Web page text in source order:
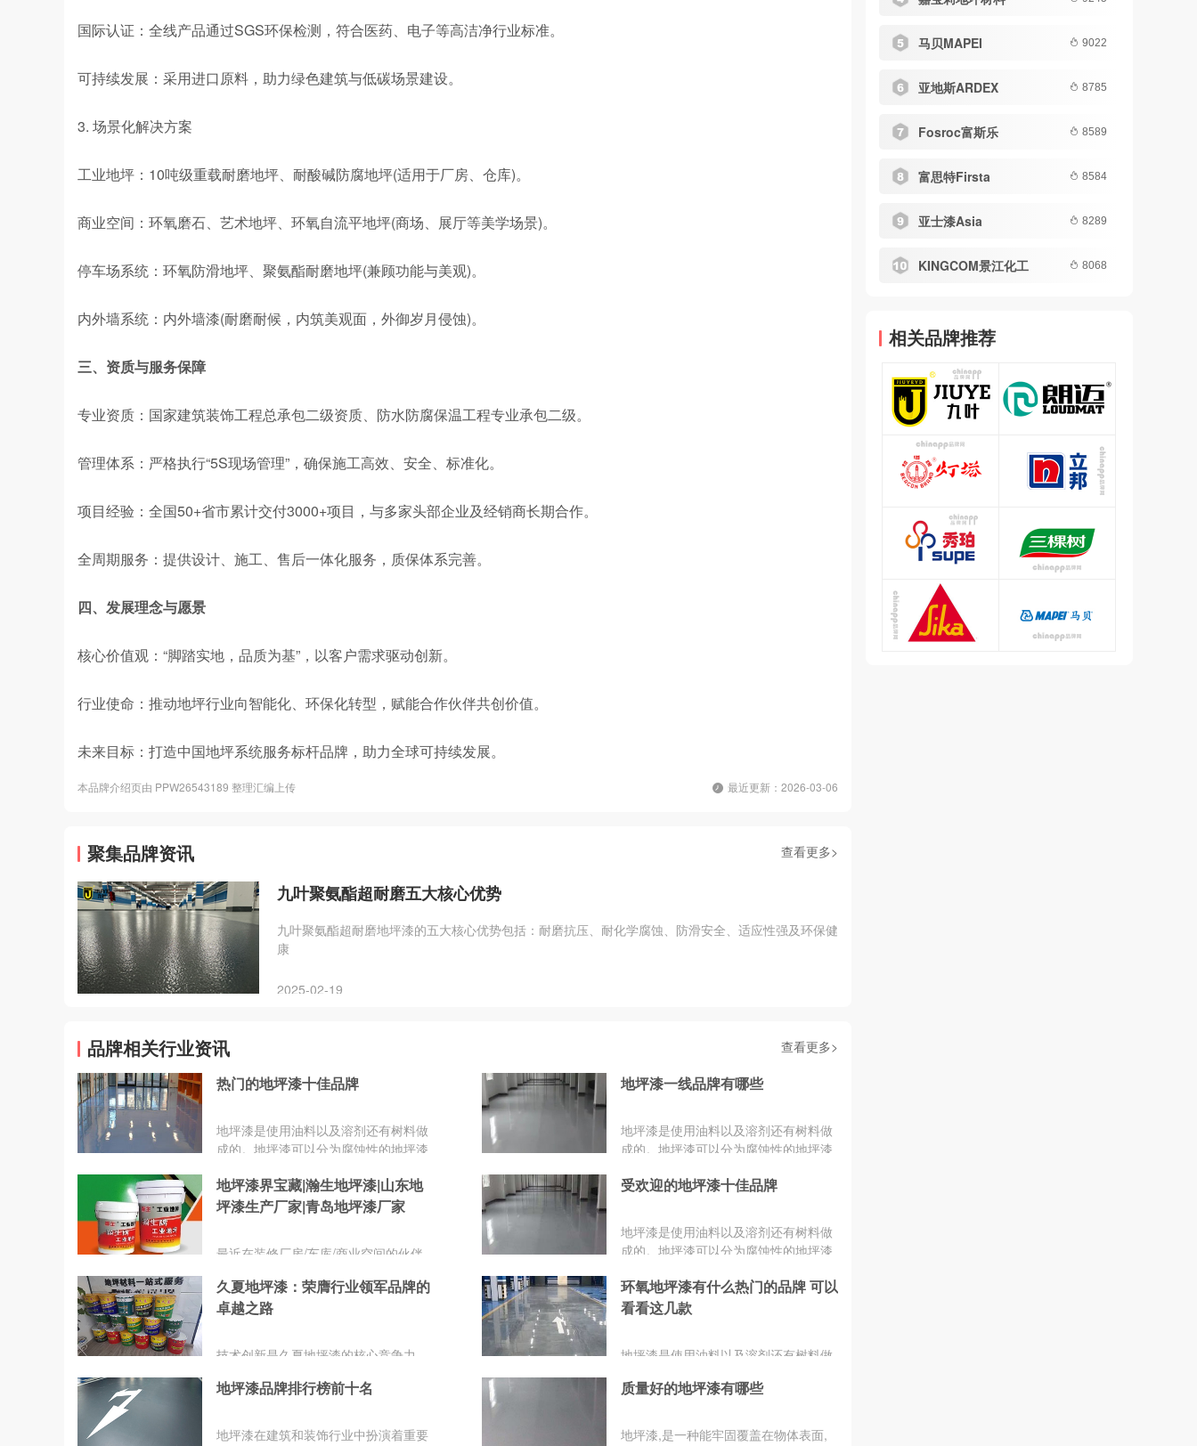
国际认证：全线产品通过SGS环保检测，符合医药、电子等高洁净行业标准。
可持续发展：采用进口原料，助力绿色建筑与低碳场景建设。
3. 场景化解决方案
工业地坪：10吨级重载耐磨地坪、耐酸碱防腐地坪(适用于厂房、仓库)。
商业空间：环氧磨石、艺术地坪、环氧自流平地坪(商场、展厅等美学场景)。
停车场系统：环氧防滑地坪、聚氨酯耐磨地坪(兼顾功能与美观)。
内外墙系统：内外墙漆(耐磨耐候，内筑美观面，外御岁月侵蚀)。
三、资质与服务保障
专业资质：国家建筑装饰工程总承包二级资质、防水防腐保温工程专业承包二级。
管理体系：严格执行“5S现场管理”，确保施工高效、安全、标准化。
项目经验：全国50+省市累计交付3000+项目，与多家头部企业及经销商长期合作。
全周期服务：提供设计、施工、售后一体化服务，质保体系完善。
四、发展理念与愿景
核心价值观：“脚踏实地，品质为基”，以客户需求驱动创新。
行业使命：推动地坪行业向智能化、环保化转型，赋能合作伙伴共创价值。
未来目标：打造中国地坪系统服务标杆品牌，助力全球可持续发展。
本品牌介绍页由 PPW26543189 整理汇编上传 最近更新：2026-03-06
聚集品牌资讯 查看更多>
九叶聚氨酯超耐磨五大核心优势
九叶聚氨酯超耐磨地坪漆的五大核心优势包括：耐磨抗压、耐化学腐蚀、防滑安全、适应性强及环保健
康‌
2025-02-19
品牌相关行业资讯 查看更多>
热门的地坪漆十佳品牌
地坪漆是使用油料以及溶剂还有树料做
成的。地坪漆可以分为腐蚀性的地坪漆
有载重地坪漆等等。这里就为大家介绍
几款比较好的地坪漆品牌。
地坪漆一线品牌有哪些
地坪漆是使用油料以及溶剂还有树料做
成的。地坪漆可以分为腐蚀性的地坪漆
有载重地坪漆等等。
地坪漆界宝藏|瀚生地坪漆|山东地
坪漆生产厂家|青岛地坪漆厂家
最近在装修厂房/车库/商业空间的伙伴
青岛瀚生地坪漆, 山东地坪漆厂家，青
岛地坪漆厂家，山东耐磨地坪漆，瀚生
选择简单且放心.......
受欢迎的地坪漆十佳品牌
地坪漆是使用油料以及溶剂还有树料做
成的。地坪漆可以分为腐蚀性的地坪漆
有载重地坪漆等等
久夏地坪漆：荣膺行业领军品牌的
卓越之路
技术创新是久夏地坪漆的核心竞争力。
量管理体系标准，构建现代化生产基地
方面，久夏地坪漆积极参与国内外行业
环氧地坪漆有什么热门的品牌 可以
看看这几款
地坪漆是使用油料以及溶剂还有树料做
以及弹性地坪漆、装饰性的地坪漆、还
料，这里为大家介绍几款知名的品牌。
地坪漆品牌排行榜前十名
地坪漆在建筑和装饰行业中扮演着重要
质量好的地坪漆有哪些
地坪漆,是一种能牢固覆盖在物体表面,
马贝MAPEI 9022
亚地斯ARDEX 8785
Fosroc富斯乐 8589
富思特Firsta 8584
亚士漆Asia 8289
KINGCOM景江化工 8068
相关品牌推荐